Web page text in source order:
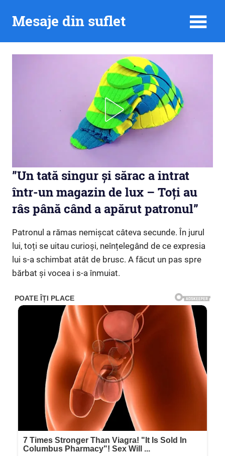
Mesaje din suflet
”Un tată singur și sărac a intrat
într-un magazin de lux – Toți au
râs până când a apărut patronul”
Patronul a rămas nemișcat câteva secunde. În jurul
lui, toți se uitau curioși, neînțelegând de ce expresia
lui s-a schimbat atât de brusc. A făcut un pas spre
bărbat și vocea i s-a înmuiat.